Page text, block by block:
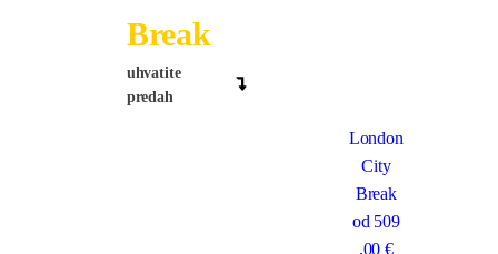
Break
uhvatite
predah
London
City
Break
od 509
,00 €